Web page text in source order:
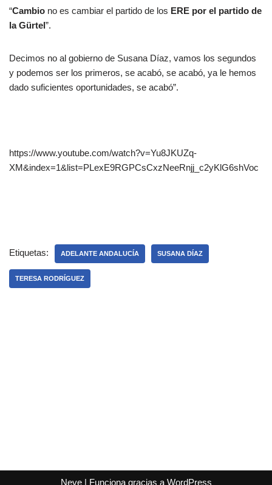
“Cambio no es cambiar el partido de los ERE por el partido de
la Gürtel”.
Decimos no al gobierno de Susana Díaz, vamos los segundos
y podemos ser los primeros, se acabó, se acabó, ya le hemos
dado suficientes oportunidades, se acabó”.
https://www.youtube.com/watch?v=Yu8JKUZq-
XM&index=1&list=PLexE9RGPCsCxzNeeRnjj_c2yKlG6shVoc
Etiquetas: ADELANTE ANDALUCÍA SUSANA DÍAZ
TERESA RODRÍGUEZ
Neve| Funciona gracias a WordPress